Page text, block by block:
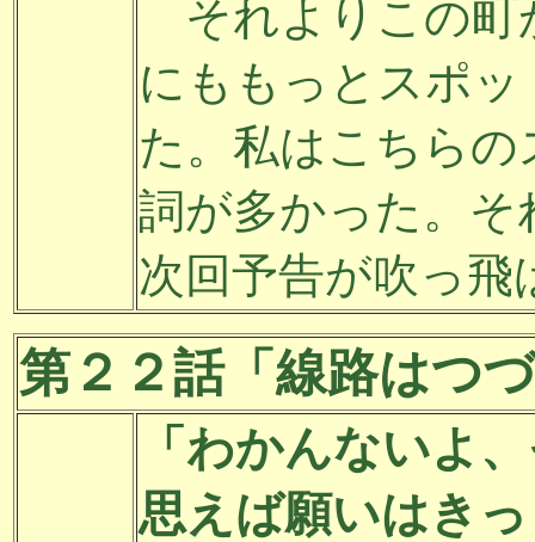
それよりこの町
にももっとスポ
た。私はこちら
詞が多かった。
次回予告が吹っ
第２２話「線路はつ
「わかんないよ
思えば願いはき